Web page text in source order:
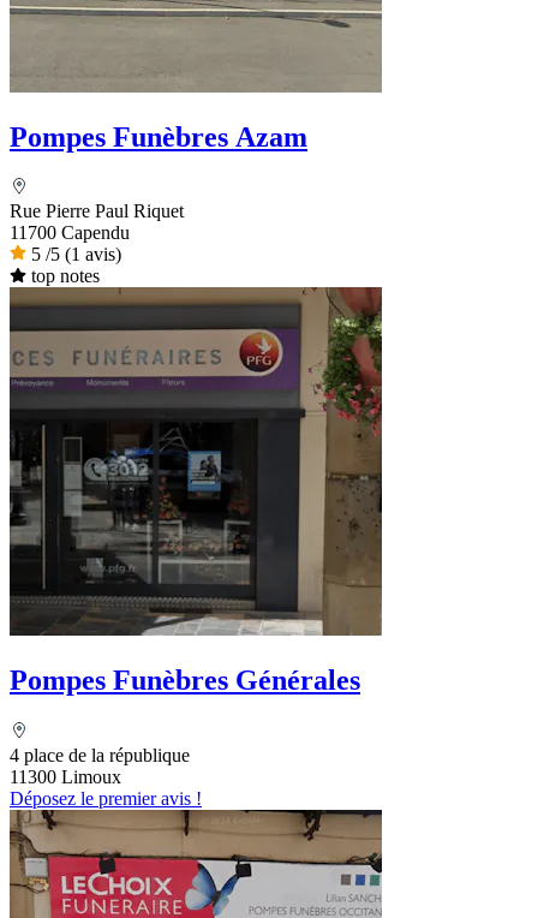
Pompes Funèbres Azam
Rue Pierre Paul Riquet
11700 Capendu
5 /5 (1 avis)
top notes
Pompes Funèbres Générales
4 place de la république
11300 Limoux
Déposez le premier avis !